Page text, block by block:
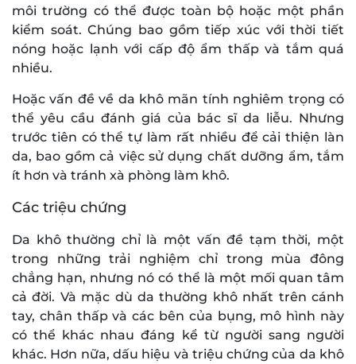
môi trường có thể được toàn bộ hoặc một phần
kiểm soát. Chúng bao gồm tiếp xúc với thời tiết
nóng hoặc lạnh với cấp độ ẩm thấp và tắm quá
nhiều.
Hoặc vấn đề về da khô mãn tính nghiêm trọng có
thể yêu cầu đánh giá của bác sĩ da liễu. Nhưng
trước tiên có thể tự làm rất nhiều để cải thiện làn
da, bao gồm cả việc sử dụng chất dưỡng ẩm, tắm
ít hơn và tránh xà phòng làm khô.
Các triệu chứng
Da khô thường chỉ là một vấn đề tạm thời, một
trong những trải nghiệm chỉ trong mùa đông
chẳng hạn, nhưng nó có thể là một mối quan tâm
cả đời. Và mặc dù da thường khô nhất trên cánh
tay, chân thấp và các bên của bụng, mô hình này
có thể khác nhau đáng kể từ người sang người
khác. Hơn nữa, dấu hiệu và triệu chứng của da khô